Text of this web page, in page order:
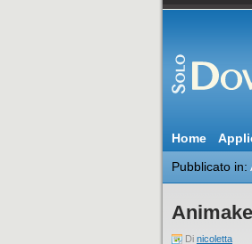
Home
Pubblicato in:
Di nicoletta